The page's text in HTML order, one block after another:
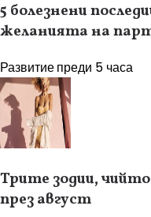
5 болезнени
желанията на
Развитиепреди 5 часа
Трите зодии,
през август